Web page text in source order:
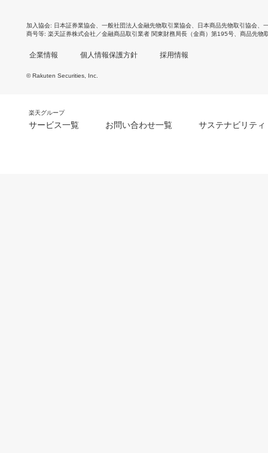
加入協会 日本証券業協会 一般社団法人金融先物取引業協会 日本商品先物取引協会
商号等 楽天証券株式会社／金融商品取引業者 関東財務局長（金商）第195号、商品先物
企業情報 個人情報保護方針 採用情報
© Rakuten Securities, Inc.
楽天グループ
サービス一覧 お問い合わせ一覧 サステナビリティ